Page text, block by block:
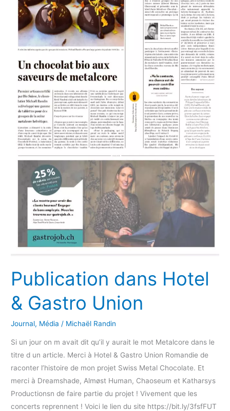
Publication dans Hotel
& Gastro Union
Journal, Média / Michaël Randin
Si un jour on m avait dit qu’il y aurait le mot Metalcore dans le
titre d un article. Merci à Hotel & Gastro Union Romandie de
raconter l’histoire de mon projet Swiss Metal Chocolate. Et
merci à Dreamshade, Almøst Human, Chaoseum et Katharsys
Productionsn de faire partie du projet ! Vivement que les
concerts reprennent ! Voici le lien du site https://bit.ly/3fsfFUT